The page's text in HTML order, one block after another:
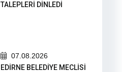
TALEPLERİ DİNLEDİ
07.08.2026
EDİRNE BELEDİYE MECLİSİ